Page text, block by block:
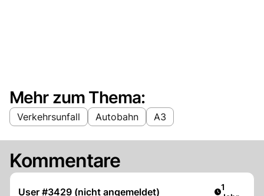
Mehr zum Thema:
Verkehrsunfall Autobahn A3
Kommentare
User #3429 (nicht angemeldet) Artikel
1